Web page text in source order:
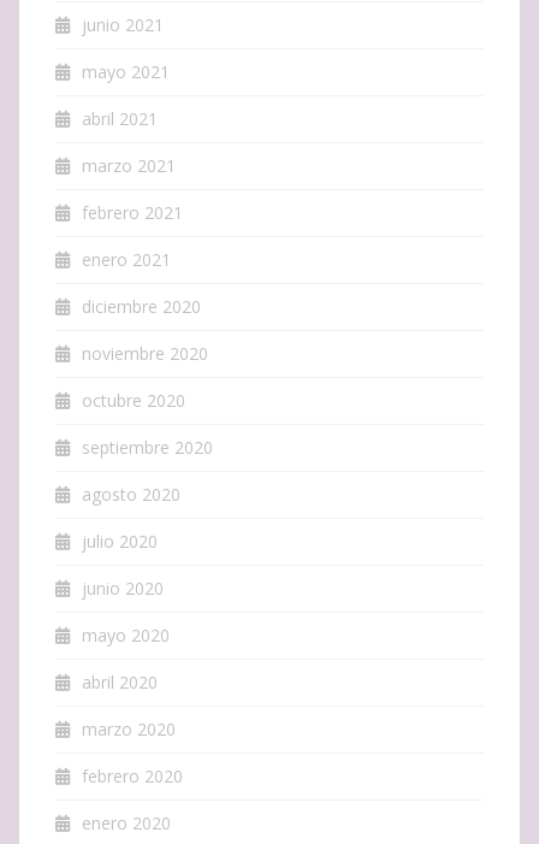
junio 2021
mayo 2021
abril 2021
marzo 2021
febrero 2021
enero 2021
diciembre 2020
noviembre 2020
octubre 2020
septiembre 2020
agosto 2020
julio 2020
junio 2020
mayo 2020
abril 2020
marzo 2020
febrero 2020
enero 2020